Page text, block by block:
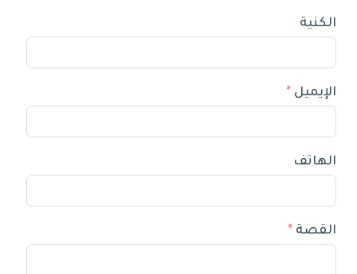
الكنية
الإيميل
الهاتف
القصة